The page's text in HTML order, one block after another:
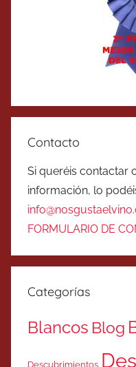
Contacto
Si queréis contactar
información, lo
FORMULARIO DE
Categorías
Blancos Blog
Descubrimientos